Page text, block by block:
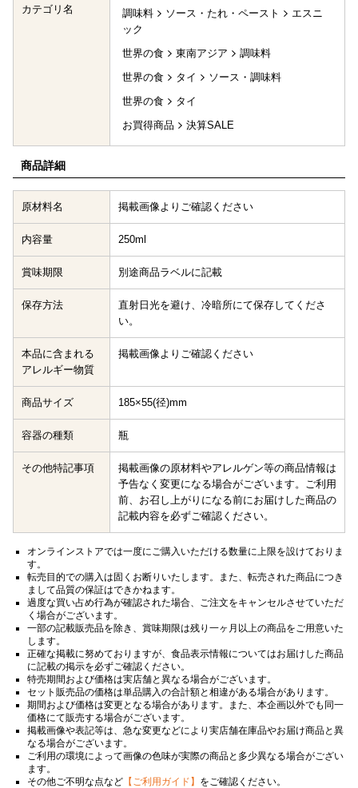
カテゴリ名 調味料 ソース・たれ・ペースト
エスニ
ック
世界の食
東南アジア
調味料
世界の食
タイ
ソース・調味料
世界の食
タイ
お買得商品
決算SALE
商品詳細
原材料名 掲載画像よりご確認ください
内容量 250ml
賞味期限 別途商品ラベルに記載
保存方法
直射日光を避け、冷暗所にて保存してくださ
い。
本品に含まれる
アレルギー物質
掲載画像よりご確認ください
商品サイズ 185×55(径)mm
容器の種類 瓶
その他特記事項
掲載画像の原材料やアレルゲン等の商品情報は
予告なく変更になる場合がございます。ご利用
前、お召し上がりになる前にお届けした商品の
記載内容を必ずご確認ください。
オンラインストアでは一度にご購入いただける数量に上限を設けておりま
す。
転売目的での購入は固くお断りいたします。また、転売された商品につき
まして品質の保証はできかねます。
過度な買い占め行為が確認された場合、ご注文をキャンセルさせていただ
く場合がございます。
一部の記載販売品を除き、賞味期限は残り一ヶ月以上の商品をご用意いた
します。
正確な掲載に努めておりますが、食品表示情報についてはお届けした商品
に記載の掲示を必ずご確認ください。
特売期間および価格は実店舗と異なる場合がございます。
セット販売品の価格は単品購入の合計額と相違がある場合があります。
期間および価格は変更となる場合があります。また、本企画以外でも同一
価格にて販売する場合がございます。
掲載画像や表記等は、急な変更などにより実店舗在庫品やお届け商品と異
なる場合がございます。
ご利用の環境によって画像の色味が実際の商品と多少異なる場合がござい
ます。
その他ご不明な点など 【ご利用ガイド】 をご確認ください。